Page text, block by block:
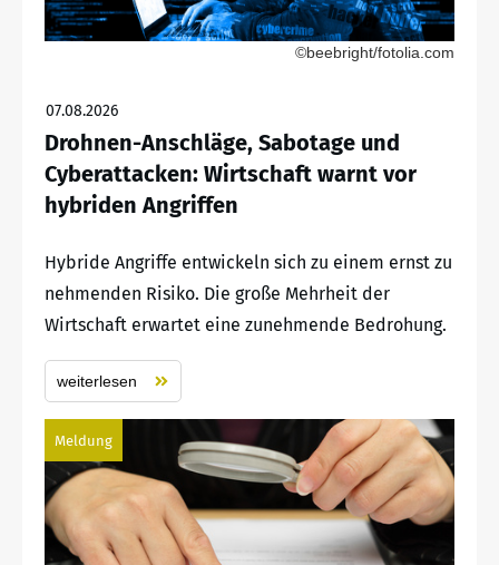
©beebright/fotolia.com
07.08.2026
Drohnen-Anschläge, Sabotage und
Cyberattacken: Wirtschaft warnt vor
hybriden Angriffen
Hybride Angriffe entwickeln sich zu einem ernst zu
nehmenden Risiko. Die große Mehrheit der
Wirtschaft erwartet eine zunehmende Bedrohung.
weiterlesen
Meldung